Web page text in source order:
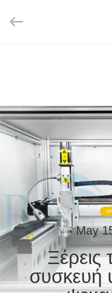
ΠΕΡΊΠΟΥ
ΕΜΕΊΣ
ΓΎΡΟΣ
ΕΡΓΟΣΤΑΣΊΩΝ
ΠΟΙΟΤΙΚΌΣ
ΈΛΕΓΧΟΣ
ΜΑΣ
ΕΛΆΤΕ
Ltd..
May
Ξέρεις
συσκευή